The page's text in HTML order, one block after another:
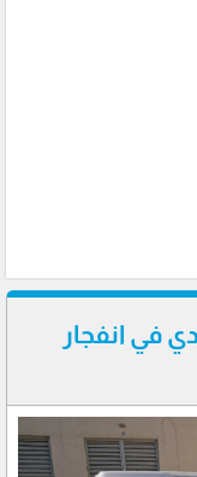
في انفجار